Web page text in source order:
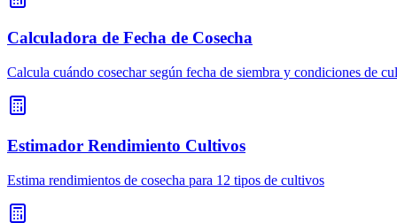
Calculadora de Fecha de Cosecha
Calcula cuándo cosechar según fecha de siembra y condiciones de
Estimador Rendimiento Cultivos
Estima rendimientos de cosecha para 12 tipos de cultivos